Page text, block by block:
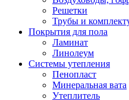
Решетки
Трубы и
Покрытия для пола
Ламинат
Линолеум
Системы утепления
Пенопласт
Минеральная вата
Утеплитель